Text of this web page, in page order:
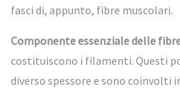
fasci di, appunto, fibre muscolari.
Componente essenziale delle
costituiscono i filamenti. Questi
diverso spessore e sono coinvolti